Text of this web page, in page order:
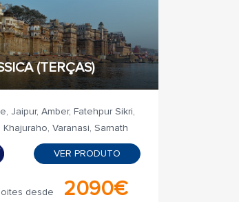
(TERÇAS)
Jaipur, Amber, Fatehpur Sikri,
Khajuraho, Varanasi, Sarnath
VER PRODUTO
desde 2090€